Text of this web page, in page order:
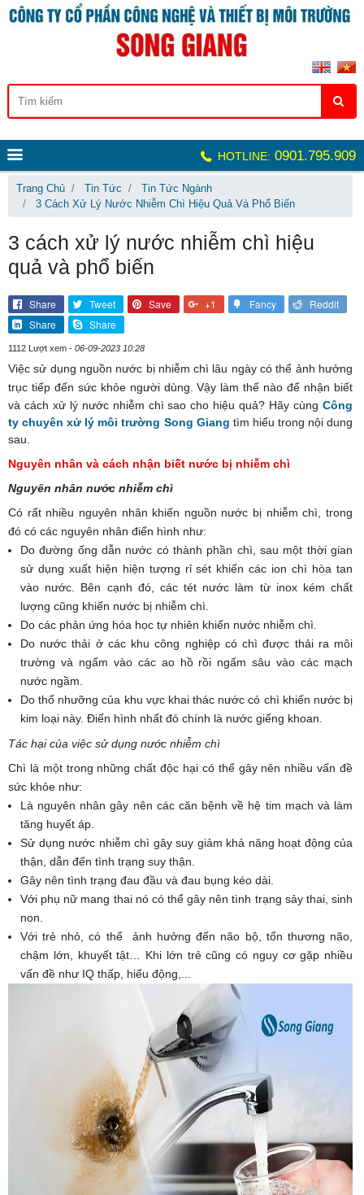
HOTLINE: 0901.795.909
Trang Chủ Tin Tức
Tin Tức Ngành
3 Cách Xử Lý Nước Nhiễm Chì Hiệu Quả Và Phổ Biến
3 cách xử lý nước nhiễm chì hiệu
quả và phổ biến
Share Tweet Save +1 Fancy
Reddit
Share
Share
1112 Lượt xem - 06-09-2023 10:28
Việc sử dụng nguồn nước bị nhiễm chì lâu ngày có thể ảnh hưởng
trục tiếp đến sức khỏe người dùng.Vậy làm thế nào để nhận biết
và cách xử lý nước nhiễm chì sao cho hiệu quả? Hãy cùng Công
ty chuyên xử lý môi trường Song Giang tìm hiểu trong nội dung
sau.
Nguyên nhân và cách nhận biết nước bị nhiễm chì
Nguyên nhân nước nhiễm chì
Có rất nhiều nguyên nhân khiến nguồn nước bị nhiễm chì, trong
đó có các nguyên nhân điển hình như:
Do đường ống dẫn nước có thành phần chì, sau một thời gian
sử dụng xuất hiện hiện tượng rỉ sét khiến các ion chì hòa tan
vào nước. Bên cạnh đó, các tét nước làm từ inox kém chất
lượng cũng khiến nước bị nhiễm chì.
Do các phản ứng hóa học tự nhiên khiến nước nhiễm chì.
Do nước thải ở các khu công nghiệp có chì được thải ra môi
trường và ngấm vào các ao hồ rồi ngấm sâu vào các mạch
nước ngầm.
Do thổ nhưỡng của khu vực khai thác nước có chì khiến nước bị
kim loại này. Điển hình nhất đó chính là nước giếng khoan.
Tác hại của việc sử dụng nước nhiễm chì
Chì là một trong những chất độc hại có thể gây nên nhiều vấn đề
sức khỏe như:
Là nguyên nhân gây nên các căn bệnh về hệ tim mạch và làm
tăng huyết áp.
Sử dụng nước nhiễm chì gây suy giảm khả năng hoạt động của
thận, dẫn đến tình trạng suy thận.
Gây nên tình trạng đau đầu và đau bụng kéo dài.
Với phụ nữ mang thai nó có thể gây nên tình trạng sảy thai, sinh
non.
Với trẻ nhỏ, có thể ảnh hưởng đến não bộ, tổn thương não,
chậm lớn, khuyết tật… Khi lớn trẻ cũng có nguy cơ gặp nhiều
vấn đề như IQ thấp, hiếu động,...